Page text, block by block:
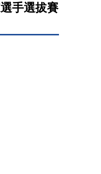
手選拔賽